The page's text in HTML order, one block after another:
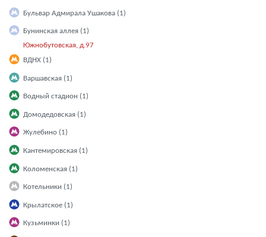
Бульвар Адмирала Ушакова (1)
Бунинская аллея (1)
Южнобутовская, д.97
ВДНХ (1)
Варшавская (1)
Водный стадион (1)
Домодедовская (1)
Жулебино (1)
Кантемировская (1)
Коломенская (1)
Котельники (1)
Крылатское (1)
Кузьминки (1)